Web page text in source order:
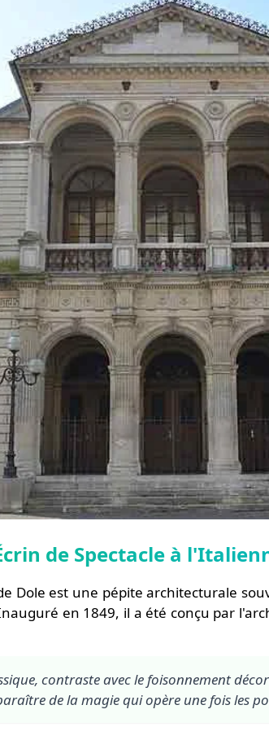
de Spectacle à
Dole est une pépite architecturale
en 1849, il a été conçu par
contraste avec le foisonnement
de la magie qui opère une fois les